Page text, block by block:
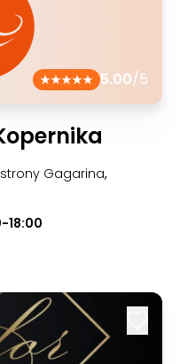
5.00/5
Gagarina,
18:00